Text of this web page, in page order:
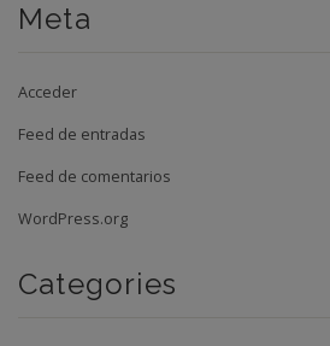
Meta
Acceder
Feed de entradas
Feed de comentarios
WordPress.org
Categories